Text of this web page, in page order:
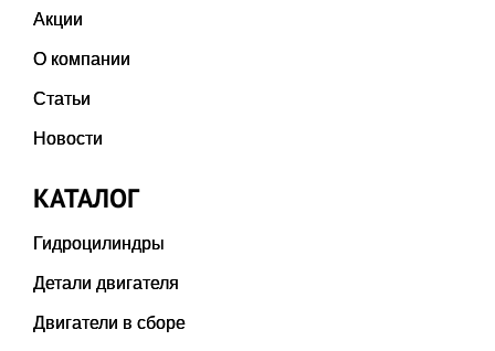
Акции
О компании
Статьи
Новости
КАТАЛОГ
Гидроцилиндры
Детали двигателя
Двигатели в сборе